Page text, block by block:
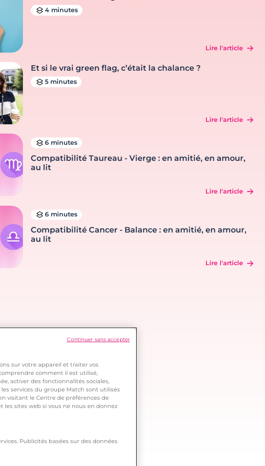
4 minutes
Lire l'article
Et si le vrai green flag, c’était la chalance ?
5 minutes
Lire l'article
6 minutes
Compatibilité Taureau - Vierge : en amitié, en amour,
au lit
Lire l'article
6 minutes
Compatibilité Cancer - Balance : en amitié, en amour,
au lit
Lire l'article
sur votre appareil et traiter vos
comment il est utilisé,
activer des fonctionnalités sociales,
services du groupe Match sont utilisés
visitant le Centre de préférences de
sites web si vous ne nous en donnez
Publicités basées sur des données
Continuer sans accepter